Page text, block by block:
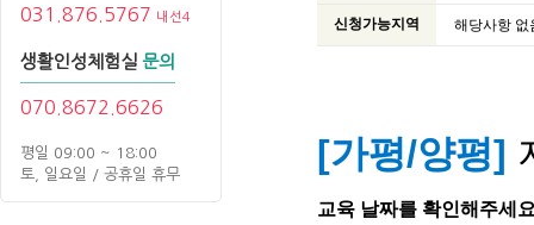
031.876.5767 내선4
생활인성체험실 문의
070.8672.6626
평일 09:00 ~ 18:00
토, 일요일 / 공휴일 휴무
신청가능지역 해당사항 없
[가평/양평]
교육 날짜를 확인해주세